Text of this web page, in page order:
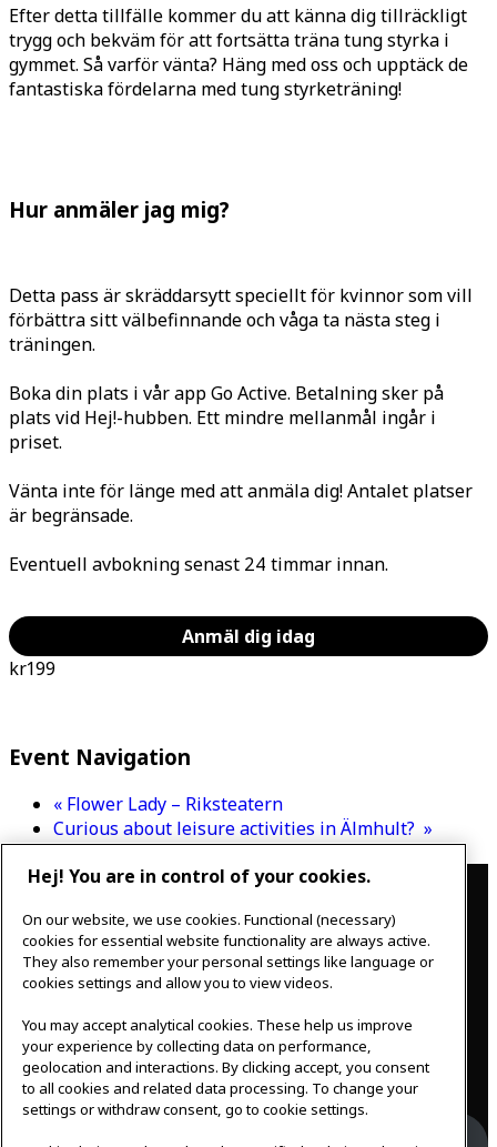
Efter detta tillfälle kommer du att känna dig tillräckligt
trygg och bekväm för att fortsätta träna tung styrka i
gymmet. Så varför vänta? Häng med oss och upptäck de
fantastiska fördelarna med tung styrketräning!
Hur anmäler jag mig?
Detta pass är skräddarsytt speciellt för kvinnor som vill
förbättra sitt välbefinnande och våga ta nästa steg i
träningen.
Boka din plats i vår app Go Active. Betalning sker på
plats vid Hej!-hubben. Ett mindre mellanmål ingår i
priset.
Vänta inte för länge med att anmäla dig! Antalet platser
är begränsade.
Eventuell avbokning senast 24 timmar innan.
Anmäl dig idag
kr199
Event Navigation
« Flower Lady – Riksteatern
Curious about leisure activities in Älmhult? »
Contact
IKEAgatan 8
343 36 Älmhult, Sweden
0476 44 07 60
meeting.experience@inter.ikea.com
Follow us
Hej! You are in control of your cookies.
On our website, we use cookies. Functional (necessary)
cookies for essential website functionality are always active.
They also remember your personal settings like language or
cookies settings and allow you to view videos.
You may accept analytical cookies. These help us improve
your experience by collecting data on performance,
geolocation and interactions. By clicking accept, you consent
to all cookies and related data processing. To change your
settings or withdraw consent, go to cookie settings.